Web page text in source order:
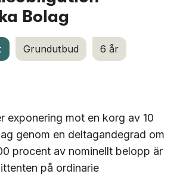
Bolag
Grundutbud 6 år
exponering mot en korg av 10
genom en deltagandegrad om
procent av nominellt belopp är
på ordinarie